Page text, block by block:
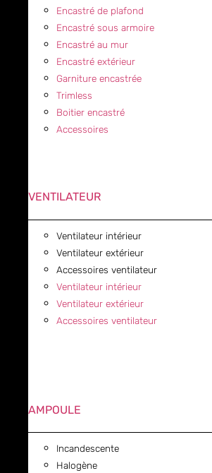
Encastré de plafond
Encastré sous armoire
Encastré au mur
Encastré extérieur
Garniture encastrée
Trimless
Boitier encastré
Accessoires
VENTILATEUR
Ventilateur intérieur
Ventilateur extérieur
Accessoires ventilateur
Ventilateur intérieur
Ventilateur extérieur
Accessoires ventilateur
AMPOULE
Incandescente
Halogène